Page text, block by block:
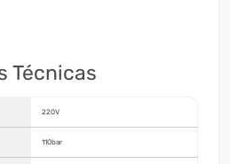
Técnicas
220V
110bar